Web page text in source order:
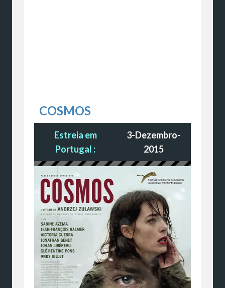
COSMOS
Estreia em
Portugal :
3-Dezembro-
2015